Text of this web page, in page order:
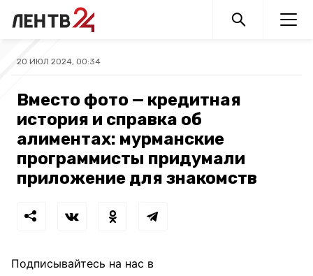
20 ИЮЛ 2024, 00:34
Вместо фото — кредитная
история и справка об
алиментах: мурманские
программисты придумали
приложение для знакомств
Подписывайтесь на нас в